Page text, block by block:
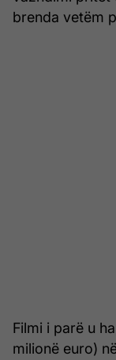
brenda vetëm
Filmi i parë u
milionë euro)